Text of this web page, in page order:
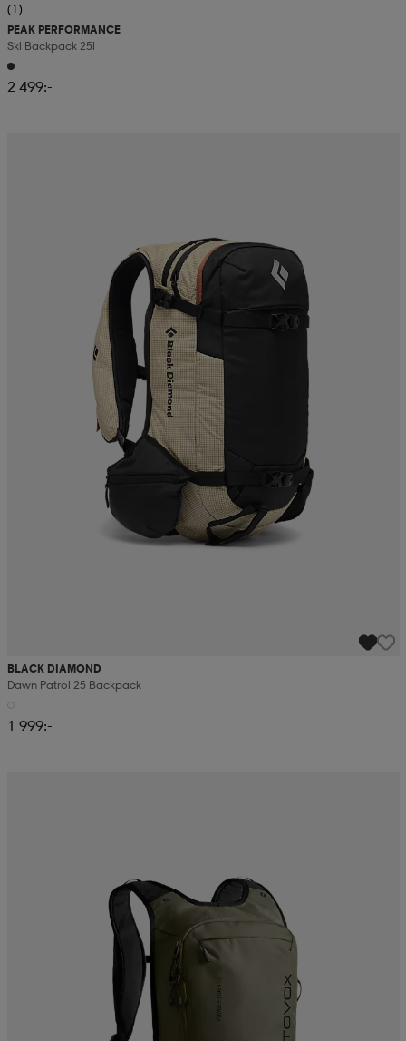
(1)
PEAK PERFORMANCE
Ski Backpack 25l
2 499:-
BLACK DIAMOND
Dawn Patrol 25 Backpack
1 999:-